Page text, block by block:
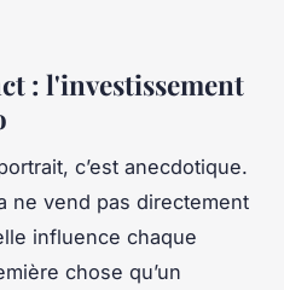
: l'investissement
c’est anecdotique.
ne vend pas directement
influence chaque
chose qu’un